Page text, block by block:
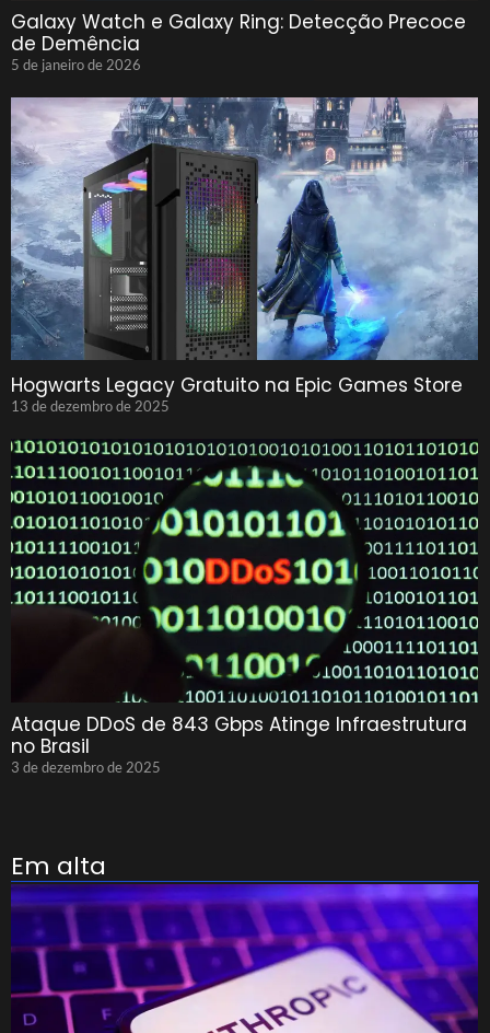
Galaxy Watch e Galaxy Ring: Detecção Precoce
de Demência
5 de janeiro de 2026
Hogwarts Legacy Gratuito na Epic Games Store
13 de dezembro de 2025
Ataque DDoS de 843 Gbps Atinge Infraestrutura
no Brasil
3 de dezembro de 2025
Em alta